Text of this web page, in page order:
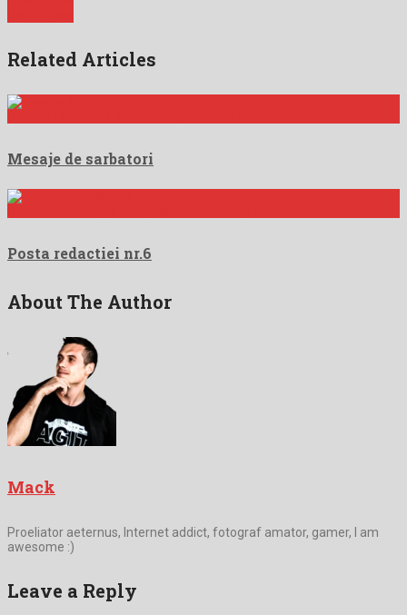
Related Articles
Mesaje de sarbatori
Posta redactiei nr.6
About The Author
Mack
Proeliator aeternus, Internet addict, fotograf amator, gamer, I am
awesome :)
Leave a Reply